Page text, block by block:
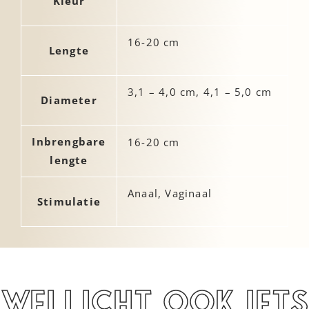
Lengte
16-20 cm
Diameter
3,1 – 4,0 cm, 4,1 – 5,0 cm
Inbrengbare
lengte
16-20 cm
Stimulatie
Anaal, Vaginaal